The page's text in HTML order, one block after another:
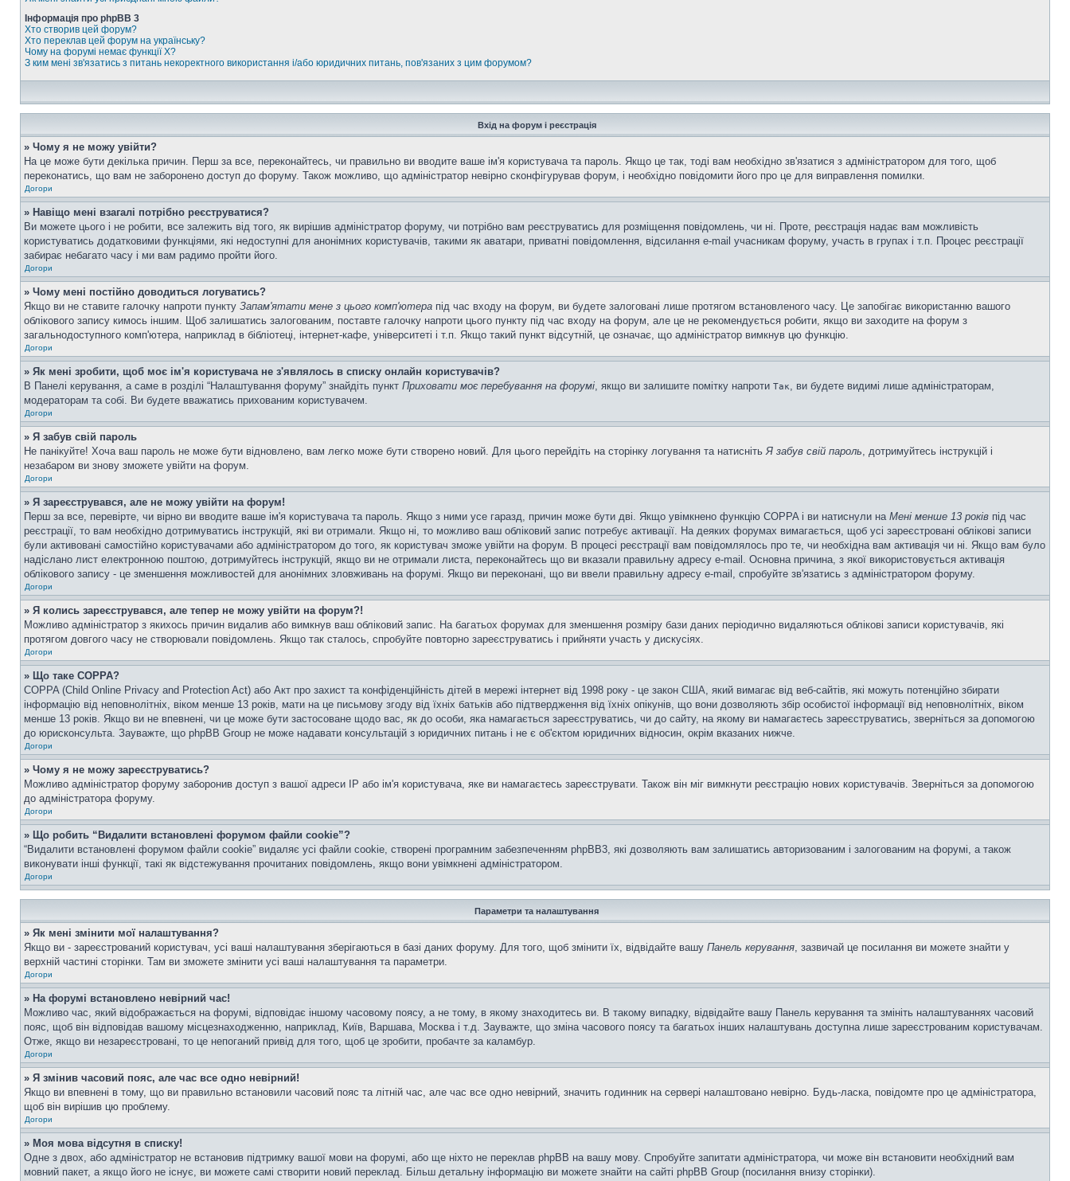
Інформація про phpBB 3
Хто створив цей форум?
Хто переклав цей форум на українську?
Чому на форумі немає функції X?
З ким мені зв'язатись з питань некоректного використання і/або юридичних питань, пов'язаних з цим форумом?
Вхід на форум і реєстрація
» Чому я не можу увійти?
На це може бути декілька причин. Перш за все, переконайтесь, чи правильно ви вводите ваше ім'я користувача та пароль. Якщо це так, тоді вам необхідно зв'язатися з адміністратором для того, щоб
переконатись, що вам не заборонено доступ до форуму. Також можливо, що адміністратор невірно сконфігурував форум, і необхідно повідомити його про це для виправлення помилки.
Догори
» Навіщо мені взагалі потрібно реєструватися?
Ви можете цього і не робити, все залежить від того, як вирішив адміністратор форуму, чи потрібно вам реєструватись для розміщення повідомлень, чи ні. Проте, реєстрація надає вам можливість
користуватись додатковими функціями, які недоступні для анонімних користувачів, такими як аватари, приватні повідомлення, відсилання e-mail учасникам форуму, участь в групах і т.п. Процес реєстрації
забирає небагато часу і ми вам радимо пройти його.
Догори
» Чому мені постійно доводиться логуватись?
Якщо ви не ставите галочку напроти пункту Запам'ятати мене з цього комп'ютера під час входу на форум, ви будете залоговані лише протягом встановленого часу. Це запобігає використанню вашого
облікового запису кимось іншим. Щоб залишатись залогованим, поставте галочку напроти цього пункту під час входу на форум, але це не рекомендується робити, якщо ви заходите на форум з
загальнодоступного комп'ютера, наприклад в бібліотеці, інтернет-кафе, університеті і т.п. Якщо такий пункт відсутній, це означає, що адміністратор вимкнув цю функцію.
Догори
» Як мені зробити, щоб моє ім'я користувача не з'являлось в списку онлайн користувачів?
В Панелі керування, а саме в розділі “Налаштування форуму” знайдіть пункт Приховати моє перебування на форумі, якщо ви залишите помітку напроти Так, ви будете видимі лише адміністраторам,
модераторам та собі. Ви будете вважатись прихованим користувачем.
Догори
» Я забув свій пароль
Не панікуйте! Хоча ваш пароль не може бути відновлено, вам легко може бути створено новий. Для цього перейдіть на сторінку логування та натиснітьЯ забув свій пароль, дотримуйтесь інструкцій і
незабаром ви знову зможете увійти на форум.
Догори
» Я зареєструвався, але не можу увійти на форум!
Перш за все, перевірте, чи вірно ви вводите ваше ім'я користувача та пароль. Якщо з ними усе гаразд, причин може бути дві. Якщо увімкнено функцію COPPA і ви натиснули на Мені менше 13 років під час
реєстрації, то вам необхідно дотримуватись інструкцій, які ви отримали. Якщо ні, то можливо ваш обліковий запис потребує активації. На деяких форумах вимагається, щоб усі зареєстровані облікові записи
були активовані самостійно користувачами або адміністратором до того, як користувач зможе увійти на форум. В процесі реєстрації вам повідомлялось про те, чи необхідна вам активація чи ні. Якщо вам було
надіслано лист електронною поштою, дотримуйтесь інструкцій, якщо ви не отримали листа, переконайтесь що ви вказали правильну адресу e-mail. Основна причина, з якої використовується активація
облікового запису - це зменшення можливостей для анонімних зловживань на форумі. Якщо ви переконані, що ви ввели правильну адресу e-mail, спробуйте зв'язатись з адміністратором форуму.
Догори
» Я колись зареєструвався, але тепер не можу увійти на форум?!
Можливо адміністратор з якихось причин видалив або вимкнув ваш обліковий запис. На багатьох форумах для зменшення розміру бази даних періодично видаляються облікові записи користувачів, які
протягом довгого часу не створювали повідомлень. Якщо так сталось, спробуйте повторно зареєструватись і прийняти участь у дискусіях.
Догори
» Що таке COPPA?
COPPA (Child Online Privacy and Protection Act) або Акт про захист та конфіденційність дітей в мережі інтернет від 1998 року - це закон США, який вимагає від веб-сайтів, які можуть потенційно збирати
інформацію від неповнолітніх, віком менше 13 років, мати на це письмову згоду від їхніх батьків або підтвердження від їхніх опікунів, що вони дозволяють збір особистої інформації від неповнолітніх, віком
менше 13 років. Якщо ви не впевнені, чи це може бути застосоване щодо вас, як до особи, яка намагається зареєструватись, чи до сайту, на якому ви намагаєтесь зареєструватись, зверніться за допомогою
до юрисконсульта. Зауважте, що phpBB Group не може надавати консультацій з юридичних питань і не є об'єктом юридичних відносин, окрім вказаних нижче.
Догори
» Чому я не можу зареєструватись?
Можливо адміністратор форуму заборонив доступ з вашої адреси IP або ім'я користувача, яке ви намагаєтесь зареєструвати. Також він міг вимкнути реєстрацію нових користувачів. Зверніться за допомогою
до адміністратора форуму.
Догори
» Що робить “Видалити встановлені форумом файли cookie”?
“Видалити встановлені форумом файли cookie” видаляє усі файли cookie, створені програмним забезпеченням phpBB3, які дозволяють вам залишатись авторизованим і залогованим на форумі, а також
виконувати інші функції, такі як відстежування прочитаних повідомлень, якщо вони увімкнені адміністратором.
Догори
Параметри та налаштування
» Як мені змінити мої налаштування?
Якщо ви - зареєстрований користувач, усі ваші налаштування зберігаються в базі даних форуму. Для того, щоб змінити їх, відвідайте вашу Панель керування, зазвичай це посилання ви можете знайти у
верхній частині сторінки. Там ви зможете змінити усі ваші налаштування та параметри.
Догори
» На форумі встановлено невірний час!
Можливо час, який відображається на форумі, відповідає іншому часовому поясу, а не тому, в якому знаходитесь ви. В такому випадку, відвідайте вашу Панель керування та змініть налаштуваннях часовий
пояс, щоб він відповідав вашому місцезнаходженню, наприклад, Київ, Варшава, Москва і т.д. Зауважте, що зміна часового поясу та багатьох інших налаштувань доступна лише зареєстрованим користувачам.
Отже, якщо ви незареєстровані, то це непоганий привід для того, щоб це зробити, пробачте за каламбур.
Догори
» Я змінив часовий пояс, але час все одно невірний!
Якщо ви впевнені в тому, що ви правильно встановили часовий пояс та літній час, але час все одно невірний, значить годинник на сервері налаштовано невірно. Будь-ласка, повідомте про це адміністратора,
щоб він вирішив цю проблему.
Догори
» Моя мова відсутня в списку!
Одне з двох, або адміністратор не встановив підтримку вашої мови на форумі, або ще ніхто не переклав phpBB на вашу мову. Спробуйте запитати адміністратора, чи може він встановити необхідний вам
мовний пакет, а якщо його не існує, ви можете самі створити новий переклад. Більш детальну інформацію ви можете знайти на сайті phpBB Group (посилання внизу сторінки).